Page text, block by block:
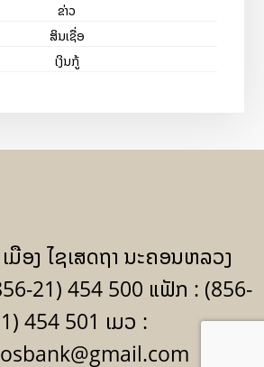
ຂ່າວ
ສິນເຊື່ອ
ເງິນກູ້
ມືອງ ໄຊເສດຖາ ນະຄອນຫລວງ
21) 454 500 ແຟັກ : (856-
454 501 ເມວ :